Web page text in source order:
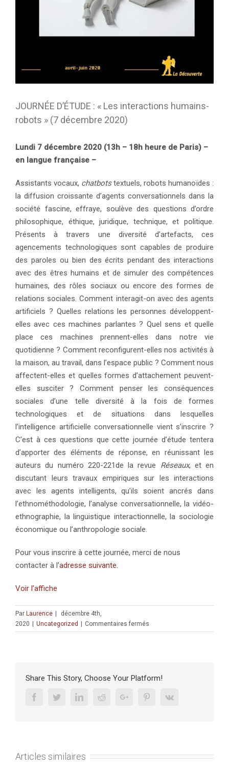
JOURNÉE D’ÉTUDE : « Les interactions humains-
robots » (7 décembre 2020)
Lundi 7 décembre 2020 (13h – 18h heure de Paris) –
en langue française –
Assistants vocaux, chatbotstextuels, robots humanoïdes :
la diffusion croissante d’agents conversationnels dans la
société fascine, effraye, soulève des questions d’ordre
philosophique, éthique, juridique, technique, et politique.
Présents à travers une diversité d’artefacts, ces
agencements technologiques sont capables de produire
des paroles ou bien des écrits pendant des interactions
avec des êtres humains et de simuler des compétences
humaines, des rôles sociaux ou encore des formes de
relations sociales. Comment interagit-on avec des agents
artificiels ? Quelles relations les personnes développent-
elles avec ces machines parlantes ? Quel sens et quelle
place ces machines prennent-elles dans notre vie
quotidienne ? Comment reconfigurent-elles nos activités à
la maison, au travail, dans l’espace public ? Comment nous
affectent-elles et quelles formes d’attachement peuvent-
elles susciter ? Comment penser les conséquences
sociales d’une telle diversité à la fois de formes
technologiques et de situations dans lesquelles
l’intelligence artificielle conversationnelle vient s’inscrire ?
C’est à ces questions que cette journée d’étude tentera
d’apporter des éléments de réponse, en réunissant les
auteurs du numéro 220-221de la revue Réseaux, et en
discutant leurs travaux empiriques sur les interactions
avec les agents intelligents, qu’ils soient ancrés dans
l’ethnométhodologie, l’analyse conversationnelle, la vidéo-
ethnographie, la linguistique interactionnelle, la sociologie
économique ou l’anthropologie sociale.
Pour vous inscrire à cette journée, merci de nous
contacter à l’adresse suivante.
Voir l’affiche
Par Laurence |
décembre 4th,
2020 | Uncategorized | Commentaires fermés
JOURNÉE
humains-
Share This Story, Choose Your Platform!
FacebookTwitterLinkedinRedditGoogle+ PinterestVk
Articles similaires